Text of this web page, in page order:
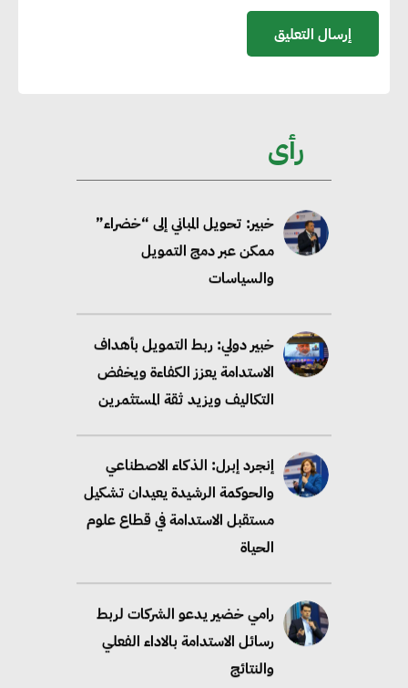
رأى
أكسيد الكربون
2035
خبير: تحويل المباني إلى “خضراء”
ممكن عبر دمج التمويل
والسياسات
خبير دولي: ربط التمويل بأهداف
الاستدامة يعزز الكفاءة ويخفض
التكاليف ويزيد ثقة المستثمرين
إنجرد إبرل: الذكاء الاصطناعي
والحوكمة الرشيدة يعيدان تشكيل
مستقبل الاستدامة في قطاع علوم
الحياة
رامي خضير يدعو الشركات لربط
رسائل الاستدامة بالاداء الفعلي
والنتائج